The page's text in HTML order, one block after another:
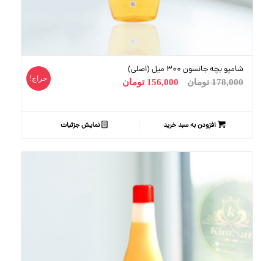
شامپو بچه جانسون 300 میل (اصلی)
178,000 تومان 156,000 تومان حراج!
افزودن به سبد خرید نمایش جزئیات